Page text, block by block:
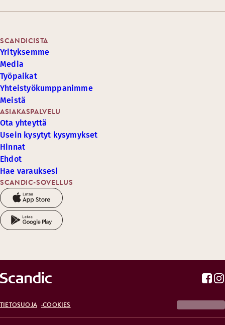
SCANDIC-SOVELLUS
ASIAKASPALVELU
Ota yhteyttä
Usein kysytyt kysymykset
Hinnat
Ehdot
Hae varauksesi
SCANDICISTA
Yrityksemme
Media
Työpaikat
Yhteistyökumppanimme
Meistä
TIETOSUOJA COOKIES